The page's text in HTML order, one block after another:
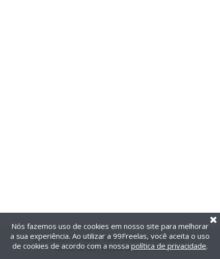
@2014-2026 99Freelas. Todos os direitos reservados.
Termos de uso| Política de privacidade
Nós fazemos uso de cookies em nosso site para melhorar
a sua experiência. Ao utilizar a 99Freelas, você aceita o uso
de cookies de acordo com a nossa política de privacidade.